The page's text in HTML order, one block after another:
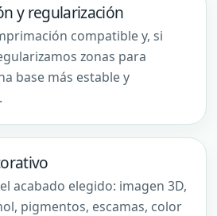
y regularización
compatible y, si
zonas para
base más estable y
acabado elegido: imagen 3D,
pigmentos, escamas, color